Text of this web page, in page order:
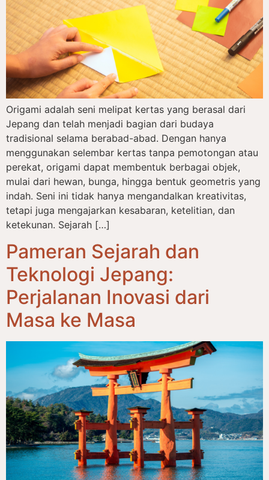
Origami adalah seni melipat kertas yang berasal dari
Jepang dan telah menjadi bagian dari budaya
tradisional selama berabad-abad. Dengan hanya
menggunakan selembar kertas tanpa pemotongan atau
perekat, origami dapat membentuk berbagai objek,
mulai dari hewan, bunga, hingga bentuk geometris yang
indah. Seni ini tidak hanya mengandalkan kreativitas,
tetapi juga mengajarkan kesabaran, ketelitian, dan
ketekunan. Sejarah […]
Pameran Sejarah dan
Teknologi Jepang:
Perjalanan Inovasi dari
Masa ke Masa